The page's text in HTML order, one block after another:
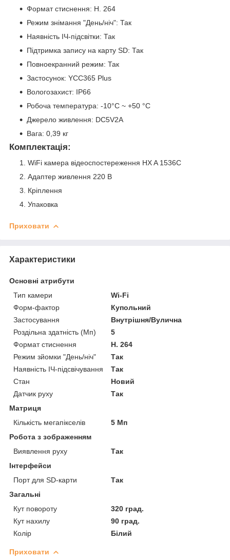
Формат стиснення: Н. 264
Режим знімання "День/ніч": Так
Наявність ІЧ-підсвітки: Так
Підтримка запису на карту SD: Так
Повноекранний режим: Так
Застосунок: YCC365 Plus
Вологозахист: IP66
Робоча температура: -10°C ~ +50 °C
Джерело живлення: DC5V2A
Вага: 0,39 кг
Комплектація:
WiFi камера відеоспостереження HX A 1536C
Адаптер живлення 220 В
Кріплення
Упаковка
Приховати
Характеристики
Основні атрибути
Тип камери
Wi-Fi
Форм-фактор
Купольний
Застосування
Внутрішня/Вулична
Роздільна здатність (Мп)
5
Формат стиснення
H. 264
Режим зйомки "День/ніч"
Так
Наявність ІЧ-підсвічування
Так
Стан
Новий
Датчик руху
Так
Матриця
Кількість мегапікселів
5 Мп
Робота з зображенням
Виявлення руху
Так
Інтерфейси
Порт для SD-карти
Так
Загальні
Кут повороту
320 град.
Кут нахилу
90 град.
Колір
Білий
Приховати